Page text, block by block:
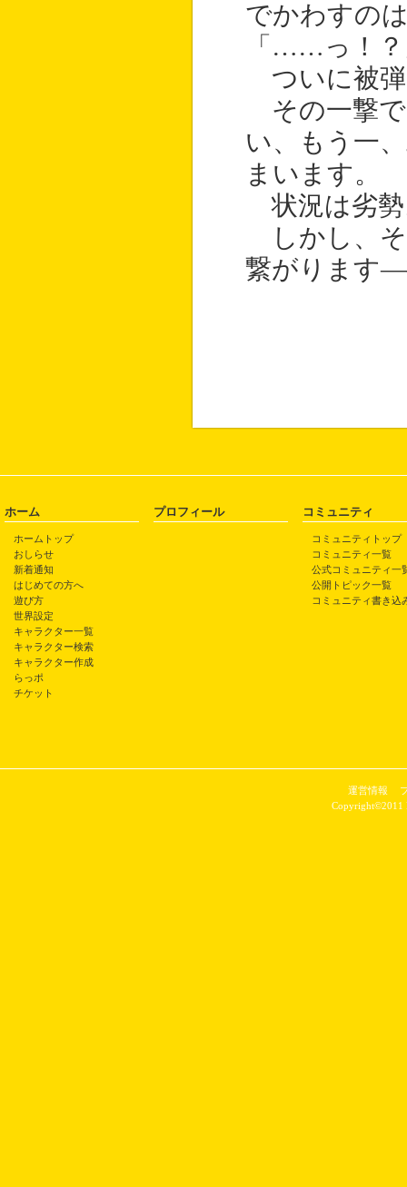
でかわすの
「……っ！
ついに被
その一撃で
い、もう一
まいます。
状況は劣
しかし、そ
繋がります
ホーム
ホームトップ
おしらせ
新着通知
はじめての方へ
遊び方
世界設定
キャラクター一覧
キャラクター検索
キャラクター作成
らっポ
チケット
プロフィール コミュニティ
コミュニティトップ
コミュニティ一覧
公式コミュニティ一
公開トピック一覧
コミュニティ書き込
運営情報
Copyright©2011